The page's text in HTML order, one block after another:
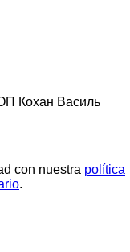
Кохан Василь
con nuestra política
.